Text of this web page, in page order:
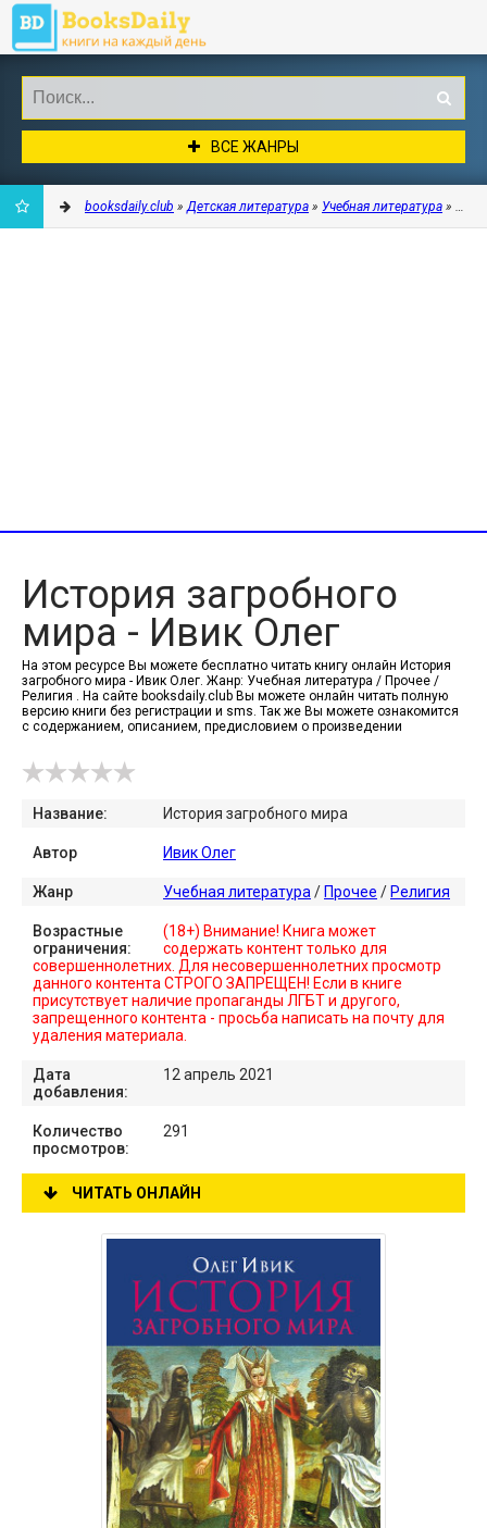
ВСЕ ЖАНРЫ
booksdaily.club »Детская литература » Учебная литература »
История загробного
мира - Ивик Олег
На этом ресурсе Вы можете бесплатно читать книгу онлайн История
загробного мира - Ивик Олег. Жанр: Учебная литература / Прочее /
Религия . На сайте booksdaily.club Вы можете онлайн читать полную
версию книги без регистрации и sms. Так же Вы можете ознакомится
с содержанием, описанием, предисловием о произведении
Название: История загробного мира
Автор Ивик Олег
Жанр Учебная литература / Прочее / Религия
Возрастные
ограничения:
(18+) Внимание! Книга может
содержать контент только для
совершеннолетних. Для несовершеннолетних просмотр
данного контента СТРОГО ЗАПРЕЩЕН! Если в книге
присутствует наличие пропаганды ЛГБТ и другого,
запрещенного контента - просьба написать на почту для
удаления материала.
Дата
добавления:
12 апрель 2021
Количество
просмотров:
291
ЧИТАТЬ ОНЛАЙН